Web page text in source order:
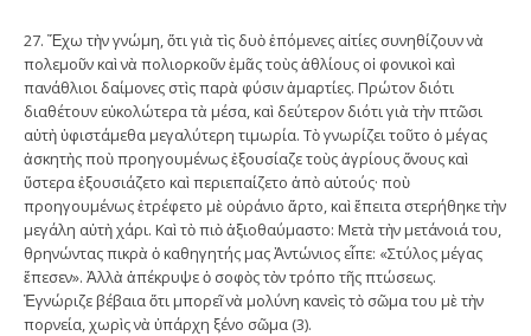
27. Ἔχω τὴν γνώμη, ὅτι γιὰ τὶς δυὸ ἑπόμενες αἰτίες συνηθίζουν νὰ
πολεμοῦν καὶ νὰ πολιορκοῦν ἐμᾶς τοὺς ἀθλίους οἱ φονικοὶ καὶ
πανάθλιοι δαίμονες στὶς παρὰ φύσιν ἁμαρτίες. Πρώτον διότι
διαθέτουν εὐκολώτερα τὰ μέσα, καὶ δεύτερον διότι γιὰ τὴν πτῶσι
αὐτὴ ὑφιστάμεθα μεγαλύτερη τιμωρία. Τὸ γνωρίζει τοῦτο ὁ μέγας
ἀσκητὴς ποὺ προηγουμένως ἐξουσίαζε τοὺς ἀγρίους ὄνους καὶ
ὕστερα ἐξουσιάζετο καὶ περιεπαίζετο ἀπὸ αὐτούς· ποὺ
προηγουμένως ἐτρέφετο μὲ οὐράνιο ἄρτο, καὶ ἔπειτα στερήθηκε τὴν
μεγάλη αὐτὴ χάρι. Καὶ τὸ πιὸ ἀξιοθαύμαστο: Μετὰ τὴν μετάνοιά του,
θρηνώντας πικρὰ ὁ καθηγητής μας Ἀντώνιος εἶπε: «Στύλος μέγας
ἔπεσεν». Ἀλλὰ ἀπέκρυψε ὁ σοφὸς τὸν τρόπο τῆς πτώσεως.
Ἐγνώριζε βέβαια ὅτι μπορεῖ νὰ μολύνη κανεὶς τὸ σῶμα του μὲ τὴν
πορνεία, χωρὶς νὰ ὑπάρχη ξένο σῶμα (3).